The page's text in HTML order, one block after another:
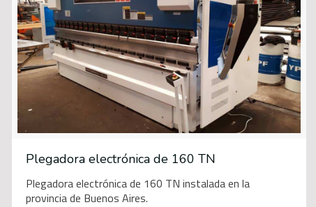
Plegadora electrónica de 160 TN
Plegadora electrónica de 160 TN instalada en la
provincia de Buenos Aires.